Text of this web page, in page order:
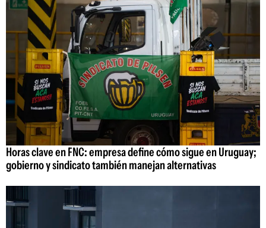
Horas clave en FNC: empresa define cómo sigue en Uruguay;
gobierno y sindicato también manejan alternativas